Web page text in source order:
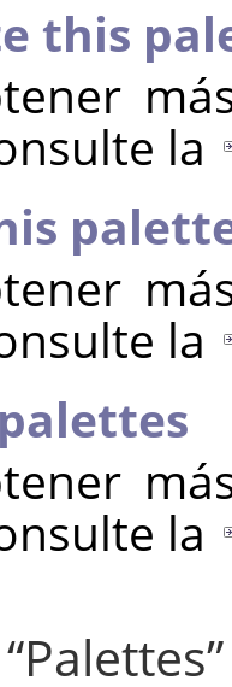
this
la
la
la
“Palettes”